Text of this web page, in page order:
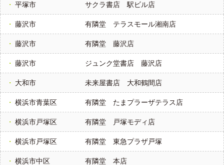
平塚市 サクラ書店 駅ビル店
藤沢市 有隣堂 テラスモール湘南店
藤沢市 有隣堂 藤沢店
藤沢市 ジュンク堂書店 藤沢店
大和市 未来屋書店 大和鶴間店
横浜市青葉区 有隣堂 たまプラーザテラス店
横浜市戸塚区 有隣堂 戸塚モディ店
横浜市戸塚区 有隣堂 東急プラザ戸塚
横浜市中区 有隣堂 本店